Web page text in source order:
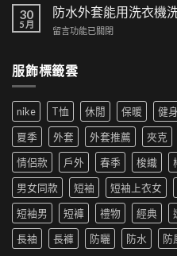
街
風
來
尚
革
新〉
中
時
尚！
工
短
褲
為
夏
季
新
寵〉
中
夫
帽
如
搭|
生
穿
搭
推
薦|
女
生
穿
推
薦〉
中
30
5 月
防水外套能用洗衣機
在
外
用
洗
衣
機
嗎
防
水
的
外
套
留言功能已關閉
服飾標籤雲
nike T恤 休閒 保暖 健身
夏季
外套 外套推薦 夾克
情侶款
戶外 春季 梭織
男女同款
短袖 短袖上衣女
短袖男
短褲 禮物 經典
長袖
長褲 防曬 防水 防